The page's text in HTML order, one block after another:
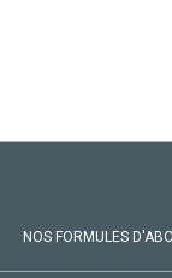
NOS FORMULES